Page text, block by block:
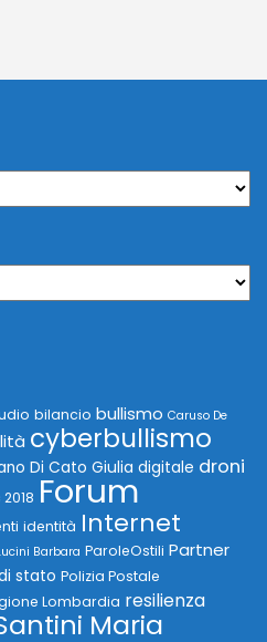
bilancio bullismo Caruso De
cyberbullismo
Di Cato Giulia digitale droni
Forum
identità Internet
Barbara ParoleOstili Partner
stato Polizia Postale
Lombardia resilienza
Maria